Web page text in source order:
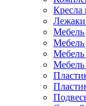
Кресла
Мебель
Мебель
Мебель
Мебель